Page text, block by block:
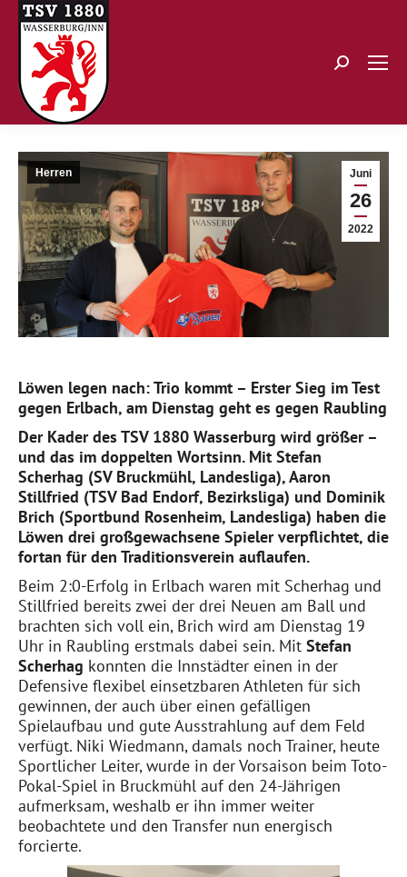
Search:
Juni
26
2022
Herren
Löwen legen nach: Trio kommt – Erster Sieg im Test
gegen Erlbach, am Dienstag geht es gegen Raubling
Der Kader des TSV 1880 Wasserburg wird größer –
und das im doppelten Wortsinn. Mit Stefan
Scherhag (SV Bruckmühl, Landesliga), Aaron
Stillfried (TSV Bad Endorf, Bezirksliga) und Dominik
Brich (Sportbund Rosenheim, Landesliga) haben die
Löwen drei großgewachsene Spieler verpflichtet, die
fortan für den Traditionsverein auflaufen.
Beim 2:0-Erfolg in Erlbach waren mit Scherhag und
Stillfried bereits zwei der drei Neuen am Ball und
brachten sich voll ein, Brich wird am Dienstag 19
Uhr in Raubling erstmals dabei sein. Mit Stefan
Scherhag konnten die Innstädter einen in der
Defensive flexibel einsetzbaren Athleten für sich
gewinnen, der auch über einen gefälligen
Spielaufbau und gute Ausstrahlung auf dem Feld
verfügt. Niki Wiedmann, damals noch Trainer, heute
Sportlicher Leiter, wurde in der Vorsaison beim Toto-
Pokal-Spiel in Bruckmühl auf den 24-Jährigen
aufmerksam, weshalb er ihn immer weiter
beobachtete und den Transfer nun energisch
forcierte.